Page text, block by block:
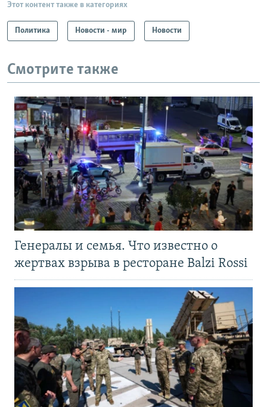
Этот контент также в категориях
Политика Новости - мир Новости
Смотрите также
Генералы и семья. Что известно о
жертвах взрыва в ресторане Balzi Rossi